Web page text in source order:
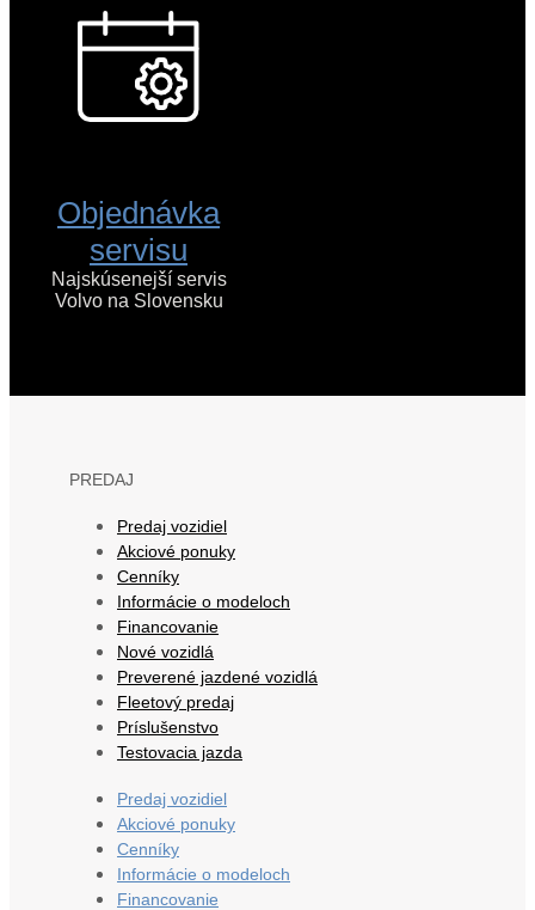
Objednávka
servisu
Najskúsenejší servis
Volvo na Slovensku
PREDAJ
Predaj vozidiel
Akciové ponuky
Cenníky
Informácie o modeloch
Financovanie
Nové vozidlá
Preverené jazdené vozidlá
Fleetový predaj
Príslušenstvo
Testovacia jazda
Predaj vozidiel
Akciové ponuky
Cenníky
Informácie o modeloch
Financovanie